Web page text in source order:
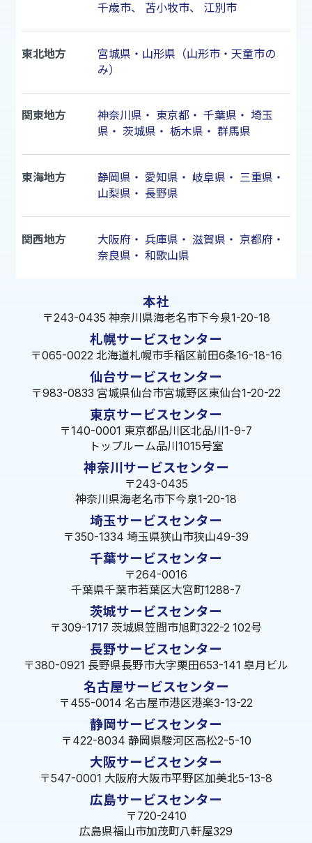
千歳市、 苫小牧市、 江別市
東北地方
宮城県・山形県（山形市・天童市の
み）
関東地方 神奈川県 ・ 東京都・ 千葉県 ・ 埼玉
県 ・ 茨城県 ・ 栃木県 ・ 群馬県
東海地方 静岡県 ・ 愛知県 ・ 岐阜県 ・ 三重県 ・
山梨県 ・ 長野県
関西地方 大阪府 ・ 兵庫県 ・ 滋賀県 ・ 京都府 ・
奈良県 ・ 和歌山県
本社
〒243-0435 神奈川県海老名市下今泉1-20-18
札幌サービスセンター
〒065-0022 北海道札幌市手稲区前田6条16-18-16
仙台サービスセンター
〒983-0833 宮城県仙台市宮城野区東仙台1-20-22
東京サービスセンター
〒140-0001 東京都品川区北品川1-9-7
トップルーム品川1015号室
神奈川サービスセンター
〒243-0435
神奈川県海老名市下今泉1-20-18
埼玉サービスセンター
〒350-1334 埼玉県狭山市狭山49-39
千葉サービスセンター
〒264-0016
千葉県千葉市若葉区大宮町1288-7
茨城サービスセンター
〒309-1717 茨城県笠間市旭町322-2 102号
長野サービスセンター
〒380-0921 長野県長野市大字栗田653-141 皐月ビル
名古屋サービスセンター
〒455-0014 名古屋市港区港楽3-13-22
静岡サービスセンター
〒422-8034 静岡県駿河区高松2-5-10
大阪サービスセンター
〒547-0001 大阪府大阪市平野区加美北5-13-8
広島サービスセンター
〒720-2410
広島県福山市加茂町八軒屋329